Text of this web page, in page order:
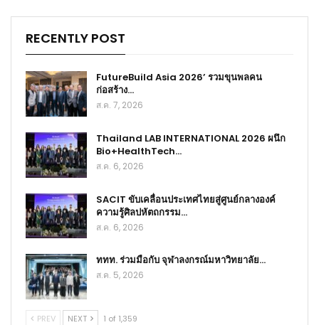
RECENTLY POST
FutureBuild Asia 2026’ รวมขุนพลคน
ก่อสร้าง…
ส.ค. 7, 2026
Thailand LAB INTERNATIONAL 2026 ผนึก
Bio+HealthTech…
ส.ค. 6, 2026
SACIT ขับเคลื่อนประเทศไทยสู่ศูนย์กลางองค์
ความรู้ศิลปหัตถกรรม…
ส.ค. 6, 2026
ททท. ร่วมมือกับ จุฬาลงกรณ์มหาวิทยาลัย…
ส.ค. 5, 2026
PREV NEXT 1 of 1,359